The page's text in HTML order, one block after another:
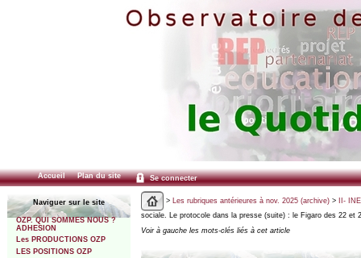
Accueil Plan du site Se connecter
Naviguer sur le site
OZP. QUI SOMMES NOUS ?
ADHESION
Les PRODUCTIONS OZP
LES POSITIONS OZP
> Les rubriques antérieures à nov. 2025 (archive)>
II-
sociale. Le protocole dans la presse (suite) : le Figaro des 22 et
Voir à gauche les mots-clés liés à cet article